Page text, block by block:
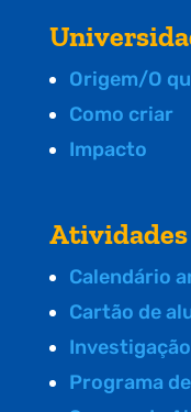
Origem/O
Como criar
Impacto
Atividades
Calendário
Cartão de
Investigação
Programa